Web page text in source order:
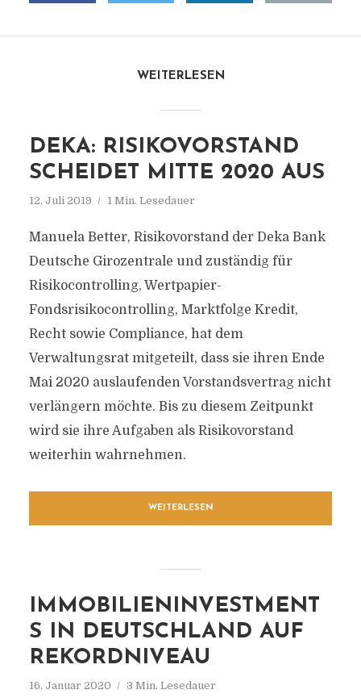
WEITERLESEN
DEKA: RISIKOVORSTAND
SCHEIDET MITTE 2020 AUS
12. Juli 2019 1 Min. Lesedauer
Manuela Better, Risikovorstand der Deka Bank
Deutsche Girozentrale und zuständig für
Risikocontrolling, Wertpapier-
Fondsrisikocontrolling, Marktfolge Kredit,
Recht sowie Compliance, hat dem
Verwaltungsrat mitgeteilt, dass sie ihren Ende
Mai 2020 auslaufenden Vorstandsvertrag nicht
verlängern möchte. Bis zu diesem Zeitpunkt
wird sie ihre Aufgaben als Risikovorstand
weiterhin wahrnehmen.
WEITERLESEN
IMMOBILIENINVESTMENT
S IN DEUTSCHLAND AUF
REKORDNIVEAU
16. Januar 2020 3 Min. Lesedauer